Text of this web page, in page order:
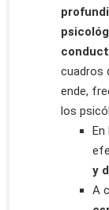
cuadros
ende,
los
y
A